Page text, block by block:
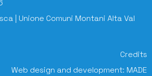
| Unione Comuni Montani Alta Val
Credits
Web design and development: MADE